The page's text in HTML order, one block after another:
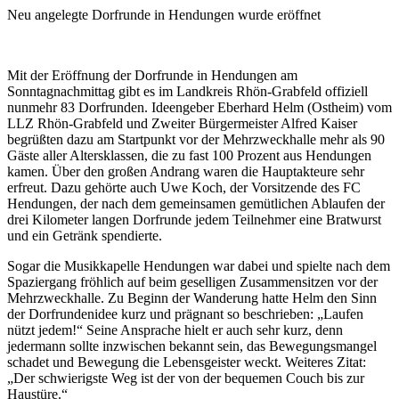
Neu angelegte Dorfrunde in Hendungen wurde eröffnet
Mit der Eröffnung der Dorfrunde in Hendungen am
Sonntagnachmittag gibt es im Landkreis Rhön-Grabfeld offiziell
nunmehr 83 Dorfrunden. Ideengeber Eberhard Helm (Ostheim) vom
LLZ Rhön-Grabfeld und Zweiter Bürgermeister Alfred Kaiser
begrüßten dazu am Startpunkt vor der Mehrzweckhalle mehr als 90
Gäste aller Altersklassen, die zu fast 100 Prozent aus Hendungen
kamen. Über den großen Andrang waren die Hauptakteure sehr
erfreut. Dazu gehörte auch Uwe Koch, der Vorsitzende des FC
Hendungen, der nach dem gemeinsamen gemütlichen Ablaufen der
drei Kilometer langen Dorfrunde jedem Teilnehmer eine Bratwurst
und ein Getränk spendierte.
Sogar die Musikkapelle Hendungen war dabei und spielte nach dem
Spaziergang fröhlich auf beim geselligen Zusammensitzen vor der
Mehrzweckhalle. Zu Beginn der Wanderung hatte Helm den Sinn
der Dorfrundenidee kurz und prägnant so beschrieben: „Laufen
nützt jedem!“ Seine Ansprache hielt er auch sehr kurz, denn
jedermann sollte inzwischen bekannt sein, das Bewegungsmangel
schadet und Bewegung die Lebensgeister weckt. Weiteres Zitat:
„Der schwierigste Weg ist der von der bequemen Couch bis zur
Haustüre.“